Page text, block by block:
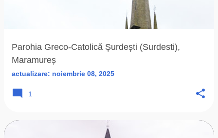
Parohia Greco-Catolică Șurdești (Surdesti),
Maramureș
actualizare: noiembrie 08, 2025
1